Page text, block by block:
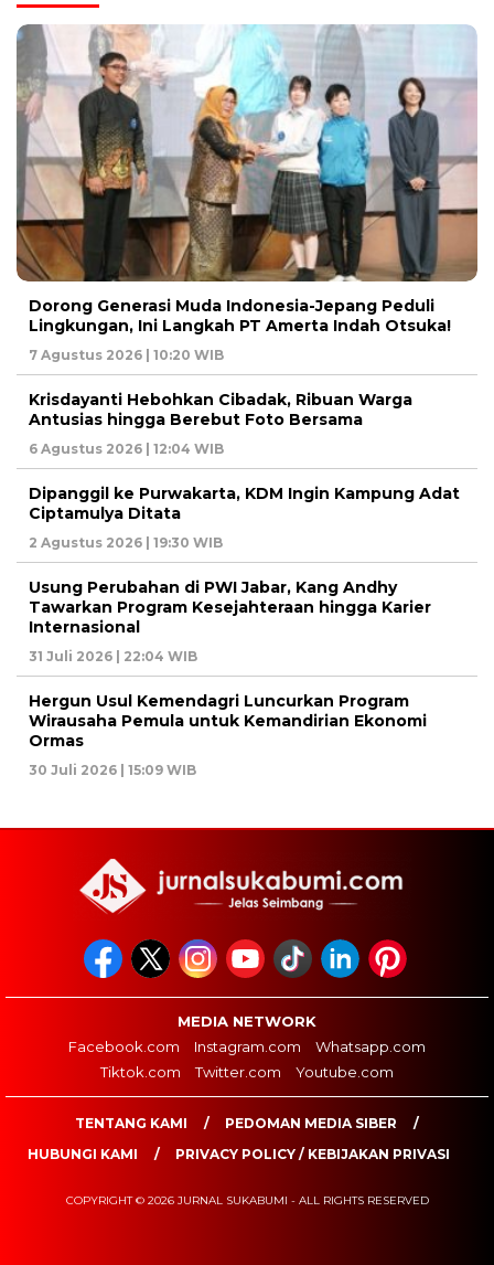
Dorong Generasi Muda Indonesia-Jepang Peduli
Lingkungan, Ini Langkah PT Amerta Indah Otsuka!
7 Agustus 2026 | 10:20 WIB
Krisdayanti Hebohkan Cibadak, Ribuan Warga
Antusias hingga Berebut Foto Bersama
6 Agustus 2026 | 12:04 WIB
Dipanggil ke Purwakarta, KDM Ingin Kampung Adat
Ciptamulya Ditata
2 Agustus 2026 | 19:30 WIB
Usung Perubahan di PWI Jabar, Kang Andhy
Tawarkan Program Kesejahteraan hingga Karier
Internasional
31 Juli 2026 | 22:04 WIB
Hergun Usul Kemendagri Luncurkan Program
Wirausaha Pemula untuk Kemandirian Ekonomi
Ormas
30 Juli 2026 | 15:09 WIB
MEDIA NETWORK
Facebook.com
Instagram.com
Whatsapp.com
Tiktok.com
Twitter.com Youtube.com
TENTANG KAMI
PEDOMAN MEDIA SIBER
HUBUNGI KAMI
PRIVACY POLICY / KEBIJAKAN PRIVASI
COPYRIGHT © 2026 JURNAL SUKABUMI - ALL RIGHTS RESERVED